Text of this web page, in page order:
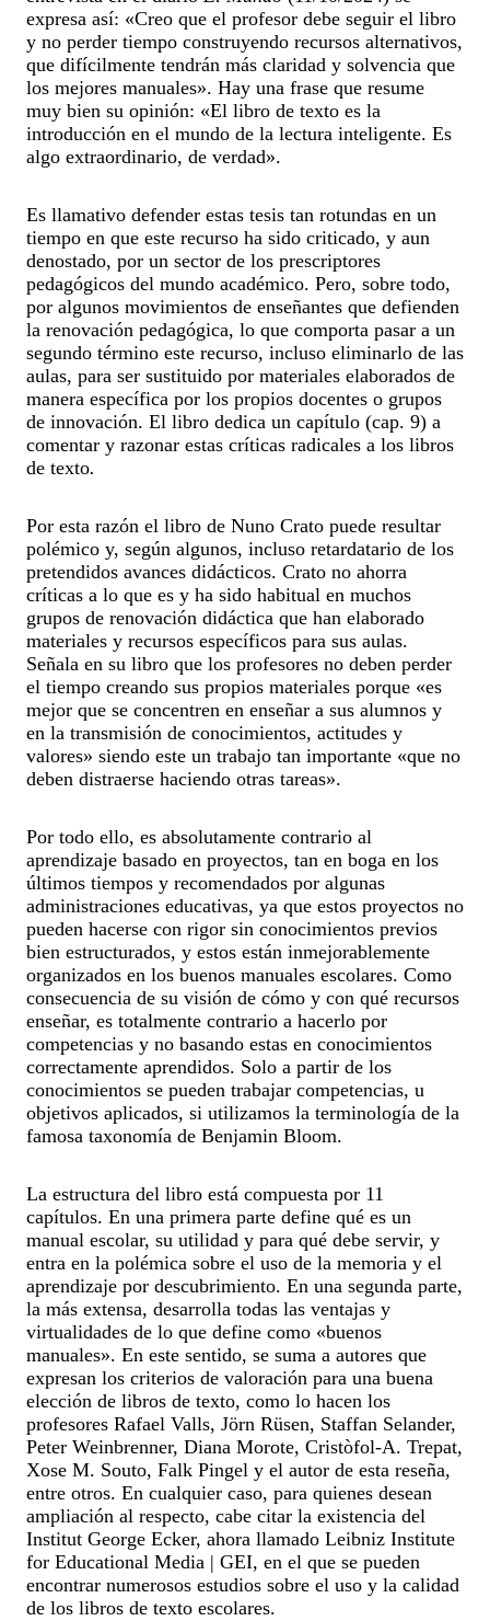
expresa así: «Creo que el profesor debe seguir el libro
y no perder tiempo construyendo recursos alternativos,
que difícilmente tendrán más claridad y solvencia que
los mejores manuales». Hay una frase que resume
muy bien su opinión: «El libro de texto es la
introducción en el mundo de la lectura inteligente. Es
algo extraordinario, de verdad».
Es llamativo defender estas tesis tan rotundas en un
tiempo en que este recurso ha sido criticado, y aun
denostado, por un sector de los prescriptores
pedagógicos del mundo académico. Pero, sobre todo,
por algunos movimientos de enseñantes que defienden
la renovación pedagógica, lo que comporta pasar a un
segundo término este recurso, incluso eliminarlo de las
aulas, para ser sustituido por materiales elaborados de
manera específica por los propios docentes o grupos
de innovación. El libro dedica un capítulo (cap. 9) a
comentar y razonar estas críticas radicales a los libros
de texto.
Por esta razón el libro de Nuno Crato puede resultar
polémico y, según algunos, incluso retardatario de los
pretendidos avances didácticos. Crato no ahorra
críticas a lo que es y ha sido habitual en muchos
grupos de renovación didáctica que han elaborado
materiales y recursos específicos para sus aulas.
Señala en su libro que los profesores no deben perder
el tiempo creando sus propios materiales porque «es
mejor que se concentren en enseñar a sus alumnos y
en la transmisión de conocimientos, actitudes y
valores» siendo este un trabajo tan importante «que no
deben distraerse haciendo otras tareas».
Por todo ello, es absolutamente contrario al
aprendizaje basado en proyectos, tan en boga en los
últimos tiempos y recomendados por algunas
administraciones educativas, ya que estos proyectos no
pueden hacerse con rigor sin conocimientos previos
bien estructurados, y estos están inmejorablemente
organizados en los buenos manuales escolares. Como
consecuencia de su visión de cómo y con qué recursos
enseñar, es totalmente contrario a hacerlo por
competencias y no basando estas en conocimientos
correctamente aprendidos. Solo a partir de los
conocimientos se pueden trabajar competencias, u
objetivos aplicados, si utilizamos la terminología de la
famosa taxonomía de Benjamin Bloom.
La estructura del libro está compuesta por 11
capítulos. En una primera parte define qué es un
manual escolar, su utilidad y para qué debe servir, y
entra en la polémica sobre el uso de la memoria y el
aprendizaje por descubrimiento. En una segunda parte,
la más extensa, desarrolla todas las ventajas y
virtualidades de lo que define como «buenos
manuales». En este sentido, se suma a autores que
expresan los criterios de valoración para una buena
elección de libros de texto, como lo hacen los
profesores Rafael Valls, Jörn Rüsen, Staffan Selander,
Peter Weinbrenner, Diana Morote, Cristòfol-A. Trepat,
Xose M. Souto, Falk Pingel y el autor de esta reseña,
entre otros. En cualquier caso, para quienes desean
ampliación al respecto, cabe citar la existencia del
Institut George Ecker, ahora llamado Leibniz Institute
for Educational Media | GEI, en el que se pueden
encontrar numerosos estudios sobre el uso y la calidad
de los libros de texto escolares.